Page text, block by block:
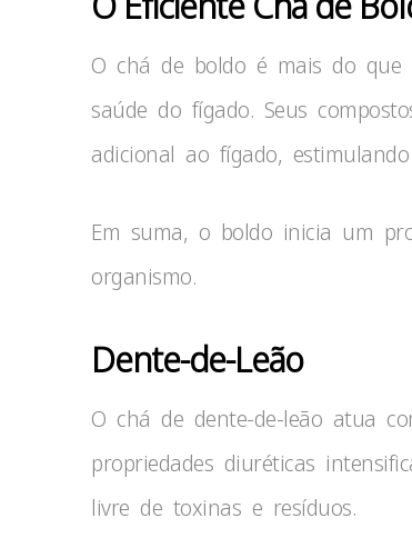
O chá de boldo é mais do
saúde do fígado. Seus
adicional ao fígado,
Em suma, o boldo inicia um
organismo.
Dente-de-Leão
O chá de dente-de-leão atua
propriedades diuréticas
livre de toxinas e resíduos.